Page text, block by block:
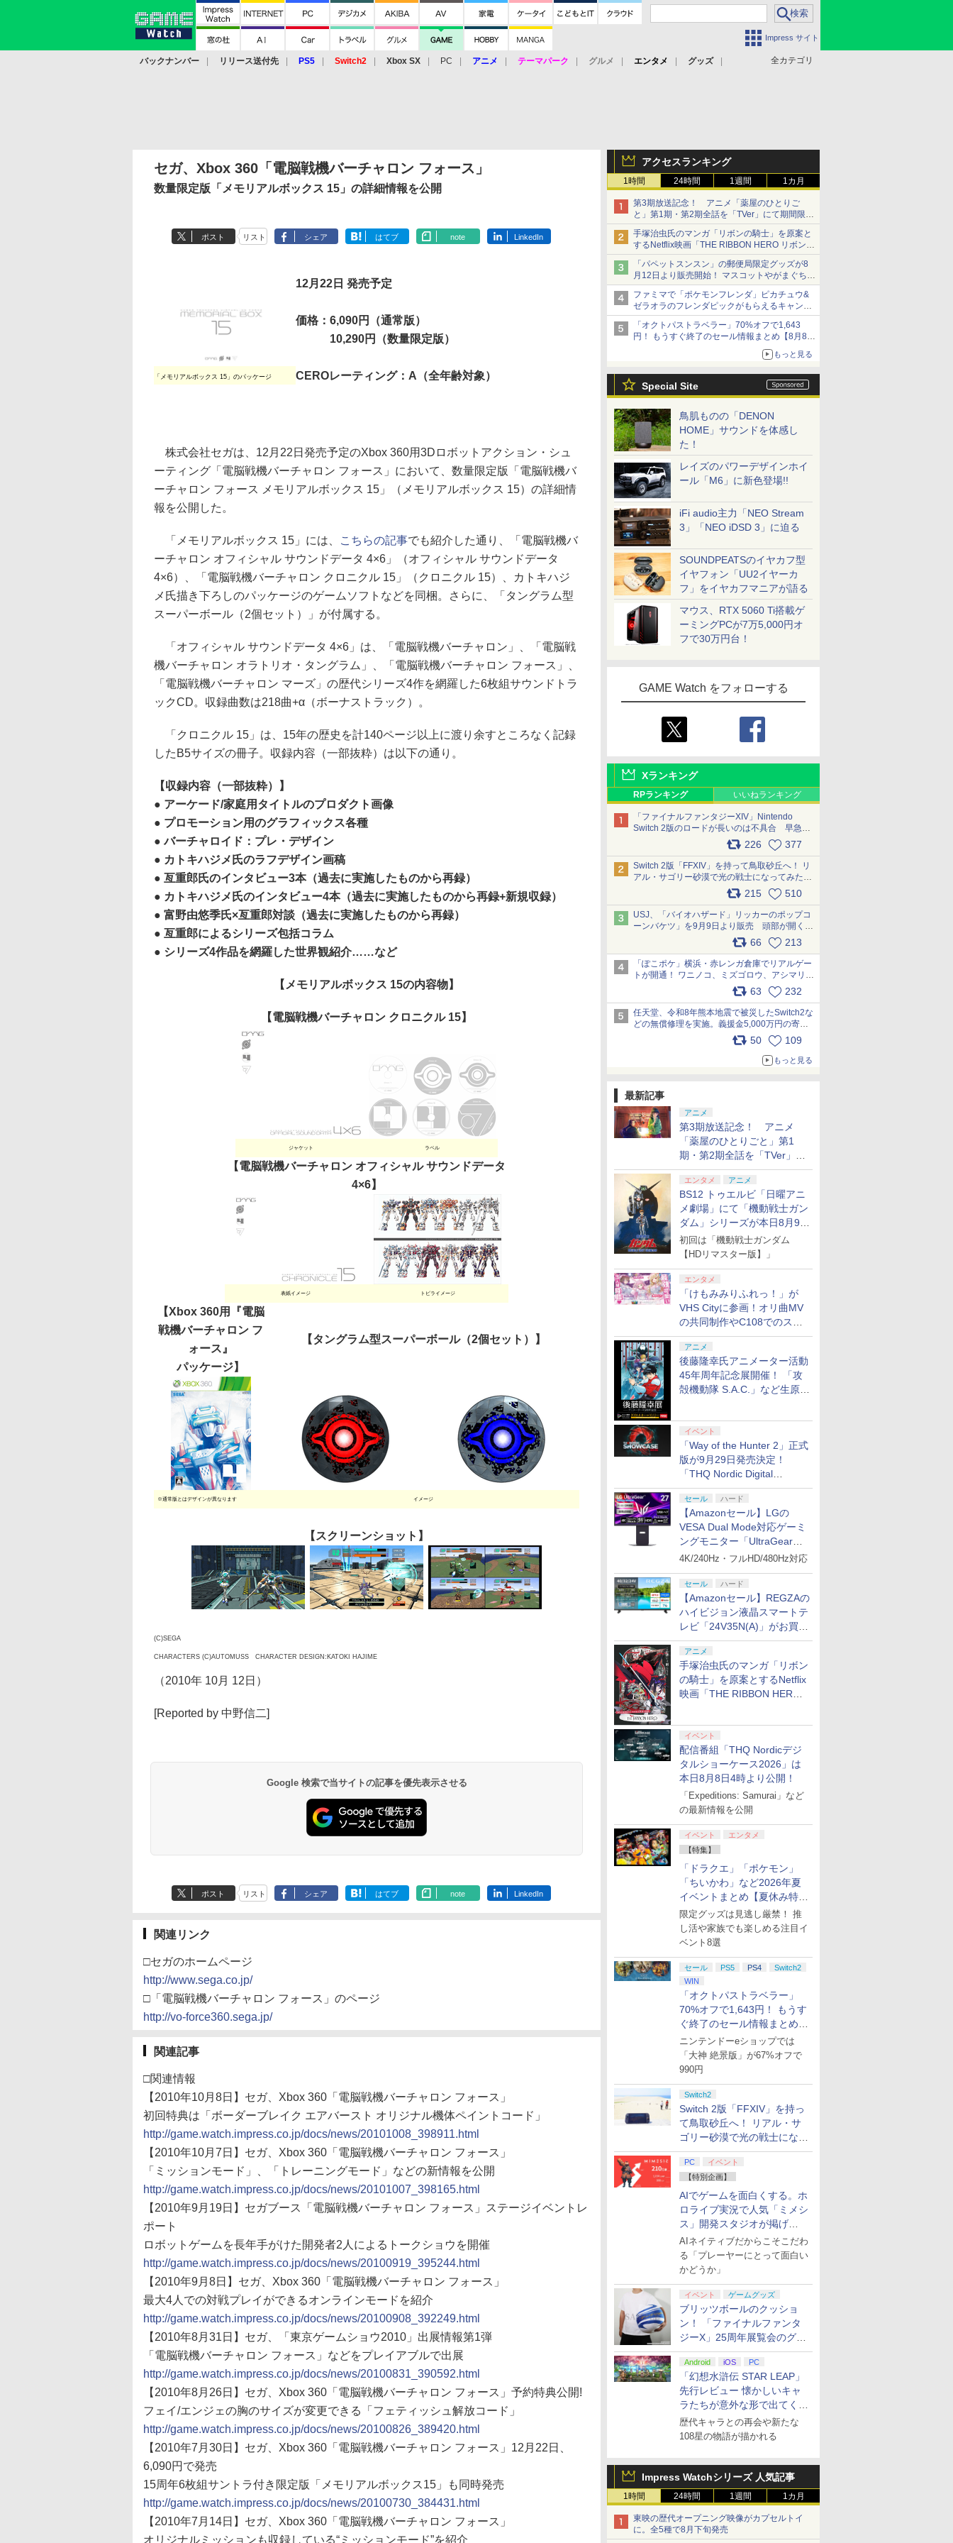
Impress サイト
全カテゴリ
バックナンバー リリース送付先 PS5 Switch2 Xbox SX PC アニメ テーマパーク グルメ エンタメ
グッズ
アクセスランキング
1時間 24時間 1週間 1カ月
第3期放送記念！ アニメ「薬屋のひとりご
と」第1期・第2期全話を「TVer」にて期間限定
で順次無料配信開始
手塚治虫氏のマンガ「リボンの騎士」を原案と
するNetflix映画「THE RIBBON HERO リボンヒ
ーロー」本日配信開始
「パペットスンスン」の郵便局限定グッズが8
月12日より販売開始！ マスコットやがまぐち、
レターセットなどが登場
ファミマで「ポケモンフレンダ」ピカチュウ&
ゼラオラのフレンダピックがもらえるキャンペ
ーン開催！
「オクトパストラベラー」70%オフで1,643
円！ もうすぐ終了のセール情報まとめ【8月8日
ニンテンドーeショップでは「大神 絶景版」が
もっと見る
Special Site
鳥肌ものの「DENON
HOME」サウンドを体感し
た！
レイズのパワーデザインホイ
ール「M6」に新色登場!!
iFi audio主力「NEO Stream
3」「NEO iDSD 3」に迫る
SOUNDPEATSのイヤカフ型
イヤフォン「UU2イヤーカ
フ」をイヤカフマニアが語る
マウス、RTX 5060 Ti搭載ゲ
ーミングPCが7万5,000円オ
フで30万円台！
GAME Watch をフォローする
Xランキング
RPランキング いいねランキング
「ファイナルファンタジーXIV」Nintendo
Switch 2版のロードが長いのは不具合 早急に
アップデートできるよう対応中226 377
Switch 2版「FFXIV」を持って鳥取砂丘へ！ リ
アル・サゴリー砂漠で光の戦士になってみた
215 510
USJ、「バイオハザード」リッカーのポップコ
ーンバケツ」を9月9日より販売 頭部が開く仕
組み。味は恐怖を堪のう「味噌フレーバー」
66 213
「ぽこポケ」横浜・赤レンガ倉庫でリアルゲー
トが開通！ ワニノコ、ミズゴロウ、アシマリ登
場シーンをレポート pic.x.com/LDgEByVl6D
63 232
任天堂、令和8年熊本地震で被災したSwitch2な
どの無償修理を実施。義援金5,000万円の寄付
も発表 pic.x.com/BAYsMfUfUC
50 109
もっと見る
最新記事
アニメ
第3期放送記念！ アニメ
「薬屋のひとりごと」第1
期・第2期全話を「TVer」に
て期間限定で順次無料配信開
始エンタメ アニメ
BS12 トゥエルビ「日曜アニ
メ劇場」にて「機動戦士ガン
ダム」シリーズが本日8月9日
から8週連続で放送
初回は「機動戦士ガンダム
【HDリマスター版】」
エンタメ
「けもみみりふれっ！」が
VHS Cityに参画！オリ曲MV
の共同制作やC108でのスペ
シャルコラボ広告を掲出
アニメ
後藤隆幸氏アニメーター活動
45年周年記念展開催！ 「攻
殻機動隊 S.A.C.」など生原
イベント
「Way of the Hunter 2」正式
版が9月29日発売決定！
「THQ Nordic Digital
Showcase 2026」まとめ
セール ハード
【Amazonセール】LGの
VESA Dual Mode対応ゲーミ
ングモニター「UltraGear
27G850A-B」がお買い得！
4K/240Hz・フルHD/480Hz対応
セール ハード
【Amazonセール】REGZAの
ハイビジョン液晶スマートテ
レビ「24V35N(A)」がお買い
得！
アニメ
手塚治虫氏のマンガ「リボン
の騎士」を原案とするNetflix
映画「THE RIBBON HERO
イベント
配信番組「THQ Nordicデジ
タルショーケース2026」は
本日8月8日4時より公開！
「Expeditions: Samurai」など
の最新情報を公開
イベント
エンタメ
【特集】
「ドラクエ」「ポケモン」
「ちいかわ」など2026年夏
イベントまとめ【夏休み特
集】
限定グッズは見逃し厳禁！ 推
し活や家族でも楽しめる注目イ
ベント8選
セール PS5 PS4
Switch2
WIN
「オクトパストラベラー」
70%オフで1,643円！ もうす
ぐ終了のセール情報まとめ
【8月8日更新】
ニンテンドーeショップでは
「大神 絶景版」が67%オフで
990円
Switch2
Switch 2版「FFXIV」を持っ
て鳥取砂丘へ！ リアル・サ
ゴリー砂漠で光の戦士になっ
てみた
PC
イベント
【特別企画】
AIでゲームを面白くする。ホ
ロライブ実況で人気「ミメシ
ス」開発スタジオが掲げ
る“AI活用の信念”とは？【講
演レポート】
AIネイティブだからこそこだわ
る「プレーヤーにとって面白い
かどうか」
イベント ゲームグッズ
ブリッツボールのクッショ
ン！ 「ファイナルファンタ
ジーX」25周年展覧会のグッ
ズ情報が公開
Android iOS PC
「幻想水滸伝 STAR LEAP」
先行レビュー 懐かしいキャ
ラたちが意外な形で出てくる
シリーズ完全新作！
歴代キャラとの再会や新たな
108星の物語が描かれる
Impress Watchシリーズ 人気記事
1時間 24時間 1週間 1カ月
東映の歴代オープニング映像がカプセルトイ
に。全5種で8月下旬発売
セガ、Xbox 360「電脳戦機バーチャロン フォース」
数量限定版「メモリアルボックス 15」の詳細情報を公開
ポスト リスト シェア はてブ note LinkedIn
「メモリアルボックス 15」のパッケージ
12月22日 発売予定
価格：6,090円（通常版）
10,290円（数量限定版）
CEROレーティング：A（全年齢対象）
株式会社セガは、12月22日発売予定のXbox 360用3Dロボットアクション・シュ
ーティング「電脳戦機バーチャロン フォース」において、数量限定版「電脳戦機バ
ーチャロン フォース メモリアルボックス 15」（メモリアルボックス 15）の詳細情
報を公開した。
「メモリアルボックス 15」には、 こちらの記事でも紹介した通り、「電脳戦機バ
ーチャロン オフィシャル サウンドデータ 4×6」（オフィシャル サウンドデータ
4×6）、「電脳戦機バーチャロン クロニクル 15」（クロニクル 15）、カトキハジ
メ氏描き下ろしのパッケージのゲームソフトなどを同梱。さらに、「タングラム型
スーパーボール（2個セット）」が付属する。
「オフィシャル サウンドデータ 4×6」は、「電脳戦機バーチャロン」、「電脳戦
機バーチャロン オラトリオ・タングラム」、「電脳戦機バーチャロン フォース」、
「電脳戦機バーチャロン マーズ」の歴代シリーズ4作を網羅した6枚組サウンドトラ
ックCD。収録曲数は218曲+α（ボーナストラック）。
「クロニクル 15」は、15年の歴史を計140ページ以上に渡り余すところなく記録
したB5サイズの冊子。収録内容（一部抜粋）は以下の通り。
【収録内容（一部抜粋）】
● アーケード/家庭用タイトルのプロダクト画像
● プロモーション用のグラフィックス各種
● バーチャロイド：プレ・デザイン
● カトキハジメ氏のラフデザイン画稿
● 亙重郎氏のインタビュー3本（過去に実施したものから再録）
● カトキハジメ氏のインタビュー4本（過去に実施したものから再録+新規収録）
● 富野由悠季氏×亙重郎対談（過去に実施したものから再録）
● 亙重郎によるシリーズ包括コラム
● シリーズ4作品を網羅した世界観紹介……など
【メモリアルボックス 15の内容物】
【電脳戦機バーチャロン クロニクル 15】
ジャケット ラベル
【電脳戦機バーチャロン オフィシャル サウンドデータ
4×6】
表紙イメージ トビライメージ
【Xbox 360用『電脳
戦機バーチャロン フ
ォース』
パッケージ】
【タングラム型スーパーボール（2個セット）】
※通常版とはデザインが異なります イメージ
【スクリーンショット】
(C)SEGA
CHARACTERS (C)AUTOMUSS CHARACTER DESIGN:KATOKI HAJIME
（2010年 10月 12日）
[Reported by 中野信二]
Google 検索で当サイトの記事を優先表示させる
ポスト リスト シェア はてブ note LinkedIn
関連リンク
□セガのホームページ
http://www.sega.co.jp/
□「電脳戦機バーチャロン フォース」のページ
http://vo-force360.sega.jp/
関連記事
□関連情報
【2010年10月8日】セガ、Xbox 360「電脳戦機バーチャロン フォース」
初回特典は「ボーダーブレイク エアバースト オリジナル機体ペイントコード」
http://game.watch.impress.co.jp/docs/news/20101008_398911.html
【2010年10月7日】セガ、Xbox 360「電脳戦機バーチャロン フォース」
「ミッションモード」、「トレーニングモード」などの新情報を公開
http://game.watch.impress.co.jp/docs/news/20101007_398165.html
【2010年9月19日】セガブース「電脳戦機バーチャロン フォース」ステージイベントレ
ポート
ロボットゲームを長年手がけた開発者2人によるトークショウを開催
http://game.watch.impress.co.jp/docs/news/20100919_395244.html
【2010年9月8日】セガ、Xbox 360「電脳戦機バーチャロン フォース」
最大4人での対戦プレイができるオンラインモードを紹介
http://game.watch.impress.co.jp/docs/news/20100908_392249.html
【2010年8月31日】セガ、「東京ゲームショウ2010」出展情報第1弾
「電脳戦機バーチャロン フォース」などをプレイアブルで出展
http://game.watch.impress.co.jp/docs/news/20100831_390592.html
【2010年8月26日】セガ、Xbox 360「電脳戦機バーチャロン フォース」予約特典公開!
フェイ/エンジェの胸のサイズが変更できる「フェティッシュ解放コード」
http://game.watch.impress.co.jp/docs/news/20100826_389420.html
【2010年7月30日】セガ、Xbox 360「電脳戦機バーチャロン フォース」12月22日、
6,090円で発売
15周年6枚組サントラ付き限定版「メモリアルボックス15」も同時発売
http://game.watch.impress.co.jp/docs/news/20100730_384431.html
【2010年7月14日】セガ、Xbox 360「電脳戦機バーチャロン フォース」
オリジナルミッションも収録している“ミッションモード”を紹介